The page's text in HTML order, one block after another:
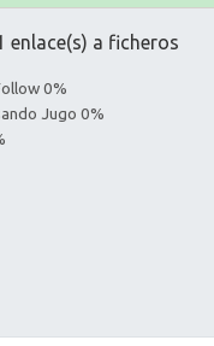
enlace(s) a ficheros
0%
Jugo 0%